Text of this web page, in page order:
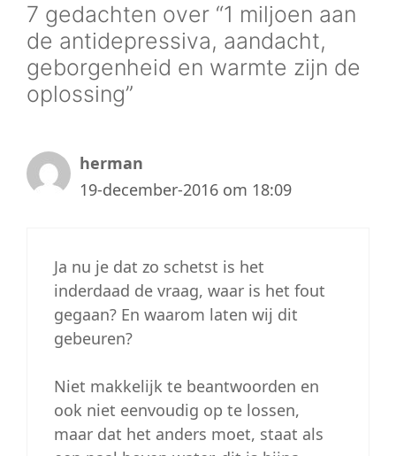
7 gedachten over “1 miljoen aan
de antidepressiva, aandacht,
geborgenheid en warmte zijn de
oplossing”
herman
19-december-2016 om 18:09
Ja nu je dat zo schetst is het
inderdaad de vraag, waar is het fout
gegaan? En waarom laten wij dit
gebeuren?
Niet makkelijk te beantwoorden en
ook niet eenvoudig op te lossen,
maar dat het anders moet, staat als